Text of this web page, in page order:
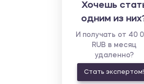
Хочешь
одним из
И получать от 40
RUB в месяц
удаленно?
Стать экспертом!